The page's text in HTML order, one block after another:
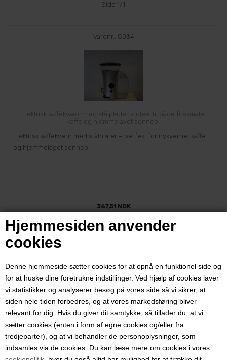
Hjemmesiden anvender
cookies
Denne hjemmeside sætter cookies for at opnå en funktionel side og
for at huske dine foretrukne indstillinger. Ved hjælp af cookies laver
vi statistikker og analyserer besøg på vores side så vi sikrer, at
siden hele tiden forbedres, og at vores markedsføring bliver
relevant for dig. Hvis du giver dit samtykke, så tillader du, at vi
sætter cookies (enten i form af egne cookies og/eller fra
tredjeparter), og at vi behandler de personoplysninger, som
indsamles via de cookies. Du kan læse mere om cookies i vores
Side 1/1
Varenr.: 8034
Elektrisk kaffekværn med stålplader – ideel til både friskmalet
kaffe og hjemmelavet sennep.
Elektrisk kaffekvern med stålplater – perfekt for nykvernet kaffe
og hjemmelaget sennep.
367,51 NOK
Side 1/1
Kaffebrenner til hjemmebruk
Det er ikke noe bedre enn lukten av friskbrygget kaffe om morgenen,
og hvorfor ikke starte dagen med en deilig kopp kaffe like etter din
egen smak? Med en kaffebrenner kan du helt selv bestemme hvor
mye eller lite du vil riste kaffebønnene dine, og dermed kan du være
med til å påvirke både smak og aroma. Kafferisting hjemme høres